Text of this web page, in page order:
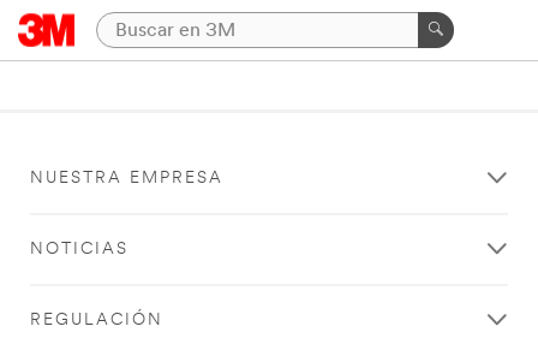
NUESTRA EMPRESA
NOTICIAS
REGULACIÓN